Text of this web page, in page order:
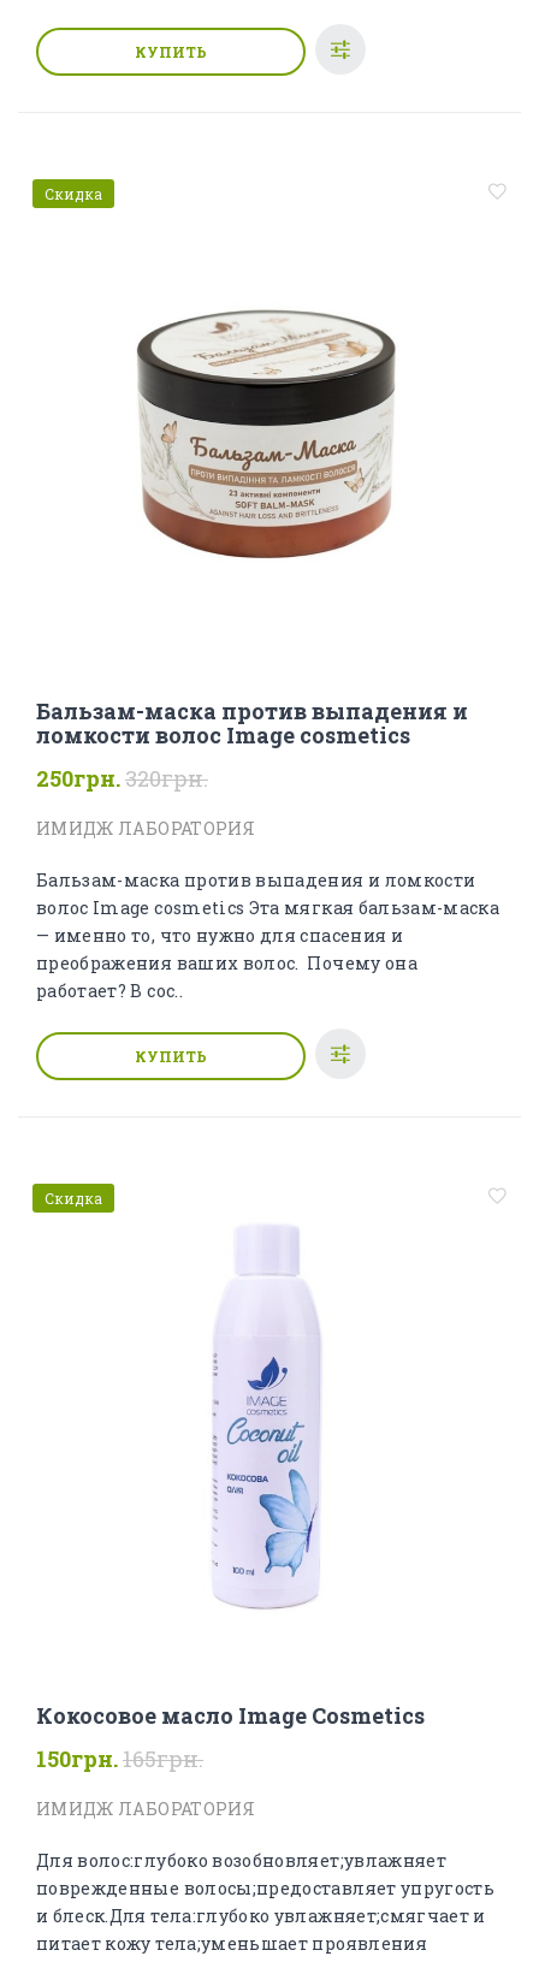
КУПИТЬ
Скидка
Бальзам-маска против выпадения и
ломкости волос Image cosmetics
250грн.320грн.
ИМИДЖ ЛАБОРАТОРИЯ
Бальзам-маска против выпадения и ломкости
волос Image cosmetics Эта мягкая бальзам-маска
— именно то, что нужно для спасения и
преображения ваших волос. Почему она
работает? В сос..
КУПИТЬ
Скидка
Кокосовое масло Image Cosmetics
150грн.165грн.
ИМИДЖ ЛАБОРАТОРИЯ
Для волос:глубоко возобновляет;увлажняет
поврежденные волосы;предоставляет упругость
и блеск.Для тела:глубоко увлажняет;смягчает и
питает кожу тела;уменьшает проявления